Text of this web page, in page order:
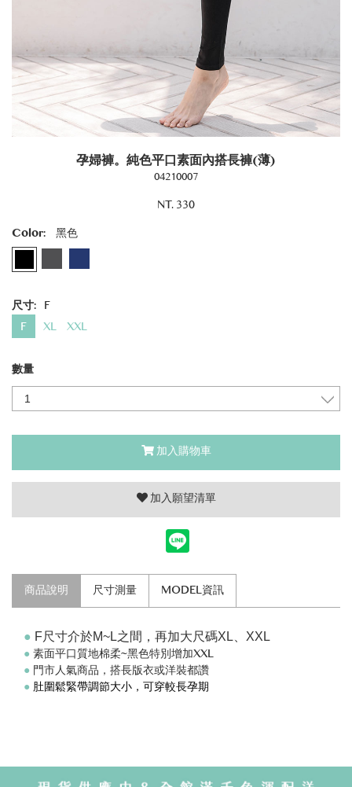
孕婦褲。純色平口素面內搭長褲(薄)
04210007
NT. 330
Color:
黑色
尺寸: F
F
XL XXL
數量
加入購物車
加入願望清單
商品說明 尺寸測量 MODEL資訊
● F尺寸介於M~L之間，再加大尺碼XL、XXL
● 素面平口質地棉柔~黑色特別增加XXL
● 門市人氣商品，搭長版衣或洋裝都讚
● 肚圍鬆緊帶調節大小，可穿較長孕期